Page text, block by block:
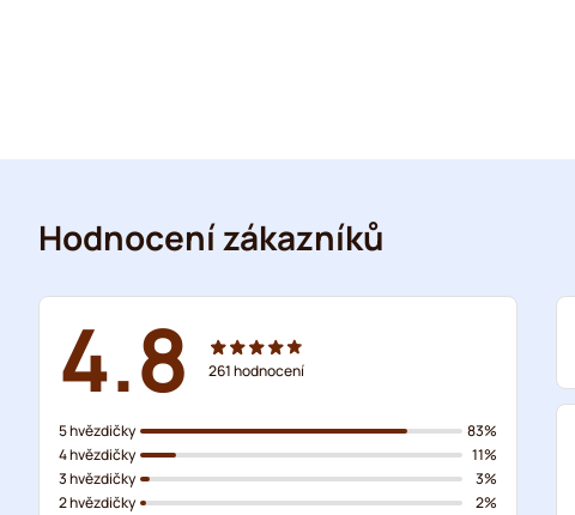
Hodnocení zákazníků
4.8 261hodnocení
5 hvězdičky
4 hvězdičky
3 hvězdičky
2 hvězdičky
83%
11%
3%
2%